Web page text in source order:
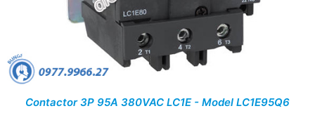
Contactor 3P 95A 380VAC LC1E - Model LC1E95Q6